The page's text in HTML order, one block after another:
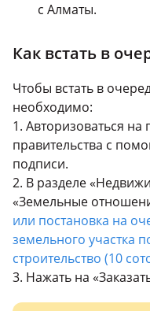
с Алматы.
Как встать в
Чтобы встать в
необходимо:
1. Авторизоваться на
правительства с
подписи.
2. В разделе
«Земельные
или постановка на
земельного участка
строительство (10
3. Нажать на